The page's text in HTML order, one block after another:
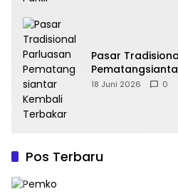
Pasar
18 Juni 2026 0
Pos Terbaru